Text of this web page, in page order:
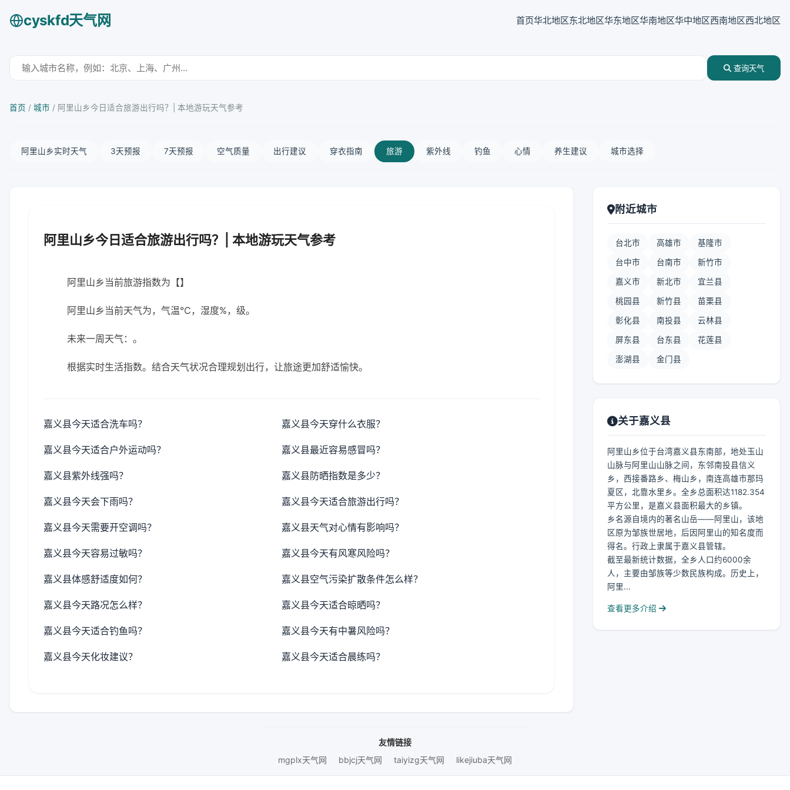
cyskfd天气网 首页华北地区东北地区华东地区华南地区华中地区西南地区西北地区
查询天气
首页 / 城市 / 阿里山乡今日适合旅游出行吗？| 本地游玩天气参考
阿里山乡实时天气 3天预报 7天预报 空气质量 出行建议 穿衣指南 旅游 紫外线 钓鱼 心情 养生建议 城市选择
阿里山乡今日适合旅游出行吗？| 本地游玩天气参考
阿里山乡当前旅游指数为【】
阿里山乡当前天气为，气温℃，湿度%，级。
未来一周天气：。
根据实时生活指数。结合天气状况合理规划出行，让旅途更加舒适愉快。
嘉义县今天适合洗车吗？ 嘉义县今天穿什么衣服？
嘉义县今天适合户外运动吗？ 嘉义县最近容易感冒吗？
嘉义县紫外线强吗？ 嘉义县防晒指数是多少？
嘉义县今天会下雨吗？ 嘉义县今天适合旅游出行吗？
嘉义县今天需要开空调吗？ 嘉义县天气对心情有影响吗？
嘉义县今天容易过敏吗？ 嘉义县今天有风寒风险吗？
嘉义县体感舒适度如何？ 嘉义县空气污染扩散条件怎么样？
嘉义县今天路况怎么样？ 嘉义县今天适合晾晒吗？
嘉义县今天适合钓鱼吗？ 嘉义县今天有中暑风险吗？
嘉义县今天化妆建议？ 嘉义县今天适合晨练吗？
附近城市
台北市 高雄市 基隆市
台中市 台南市 新竹市
嘉义市 新北市 宜兰县
桃园县 新竹县 苗栗县
彰化县 南投县 云林县
屏东县 台东县 花莲县
澎湖县 金门县
关于嘉义县
阿里山乡位于台湾嘉义县东南部，地处玉山
山脉与阿里山山脉之间，东邻南投县信义
乡，西接番路乡、梅山乡，南连高雄市那玛
夏区，北靠水里乡。全乡总面积达1182.354
平方公里，是嘉义县面积最大的乡镇。
乡名源自境内的著名山岳——阿里山，该地
区原为邹族世居地，后因阿里山的知名度而
得名。行政上隶属于嘉义县管辖。
截至最新统计数据，全乡人口约6000余
人，主要由邹族等少数民族构成。历史上，
阿里...
查看更多介绍
友情链接
mgplx天气网
bbjcj天气网 taiyizg天气网 likejiuba天气网